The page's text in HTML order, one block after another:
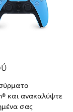
και ανακαλύψτε
σας